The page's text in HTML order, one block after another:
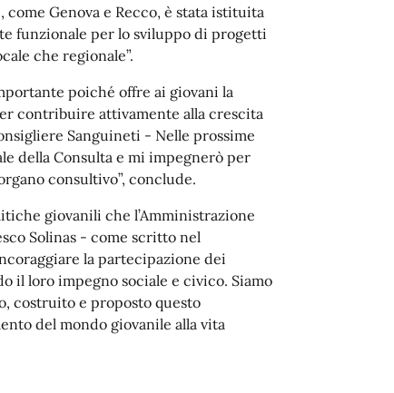
Genova e Recco, è stata istituita
funzionale per lo sviluppo di progetti
che regionale”.
poiché offre ai giovani la
contribuire attivamente alla crescita
Sanguineti - Nelle prossime
della Consulta e mi impegnerò per
consultivo”, conclude.
giovanili che l’Amministrazione
Solinas - come scritto nel
la partecipazione dei
il loro impegno sociale e civico. Siamo
costruito e proposto questo
del mondo giovanile alla vita